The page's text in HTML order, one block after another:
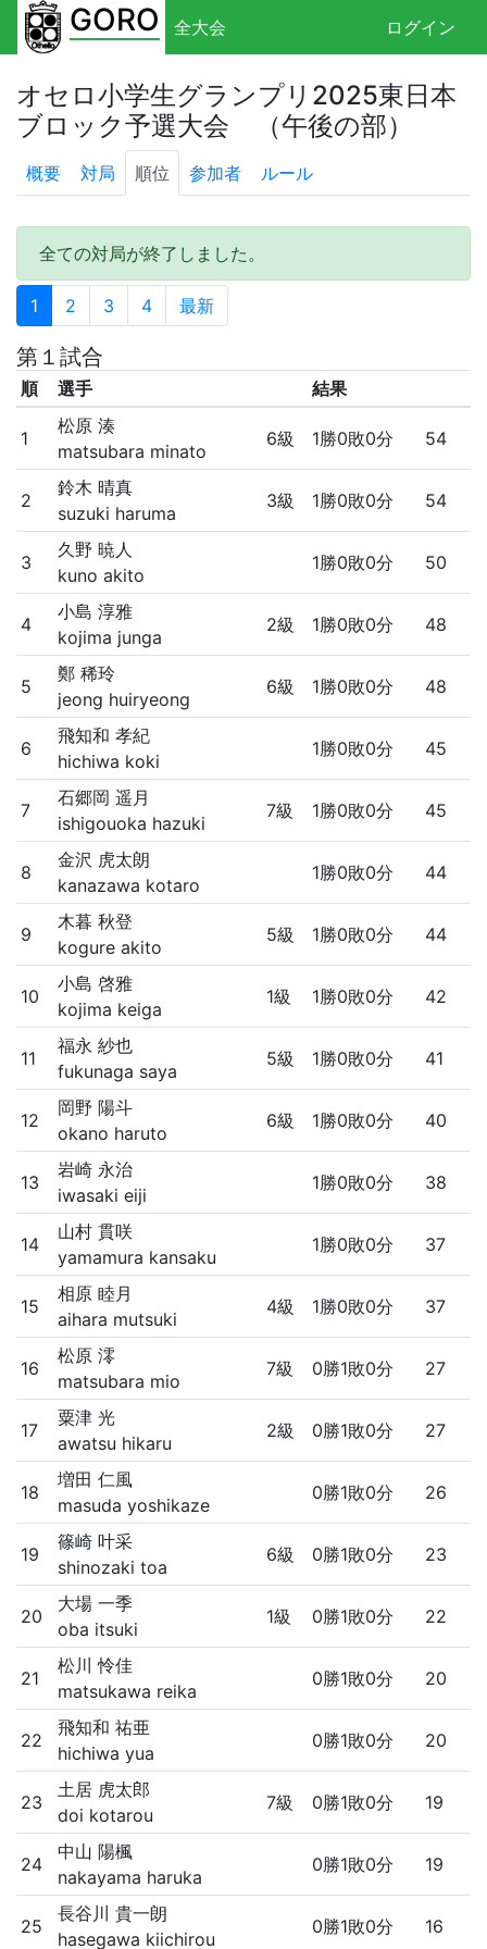
GORO 全大会 ログイン
オセロ小学生グランプリ2025東日本
ブロック予選大会 （午後の部）
概要 対局 順位 参加者 ルール
全ての対局が終了しました。
1 2 3 4 最新
第１試合
順 選手 結果
1
松原 湊
matsubara minato
6級 1勝0敗0分 54
2
鈴木 晴真
suzuki haruma
3級 1勝0敗0分 54
3
久野 暁人
kuno akito
1勝0敗0分 50
4
小島 淳雅
kojima junga
2級 1勝0敗0分 48
5
鄭 稀玲
jeong huiryeong
6級 1勝0敗0分 48
6
飛知和 孝紀
hichiwa koki
1勝0敗0分 45
7
石郷岡 遥月
ishigouoka hazuki
7級 1勝0敗0分 45
8
金沢 虎太朗
kanazawa kotaro
1勝0敗0分 44
9
木暮 秋登
kogure akito
5級 1勝0敗0分 44
10
小島 啓雅
kojima keiga
1級 1勝0敗0分 42
11
福永 紗也
fukunaga saya
5級 1勝0敗0分 41
12
岡野 陽斗
okano haruto
6級 1勝0敗0分 40
13
岩崎 永治
iwasaki eiji
1勝0敗0分 38
14
山村 貫咲
yamamura kansaku
1勝0敗0分 37
15
相原 睦月
aihara mutsuki
4級 1勝0敗0分 37
16
松原 澪
matsubara mio
7級 0勝1敗0分 27
17
粟津 光
awatsu hikaru
2級 0勝1敗0分 27
18
増田 仁風
masuda yoshikaze
0勝1敗0分 26
19
篠崎 叶采
shinozaki toa
6級 0勝1敗0分 23
20
大場 一季
oba itsuki
1級 0勝1敗0分 22
21
松川 怜佳
matsukawa reika
0勝1敗0分 20
22
飛知和 祐亜
hichiwa yua
0勝1敗0分 20
23
土居 虎太郎
doi kotarou
7級 0勝1敗0分 19
24
中山 陽楓
nakayama haruka
0勝1敗0分 19
25
長谷川 貴一朗
hasegawa kiichirou
0勝1敗0分 16